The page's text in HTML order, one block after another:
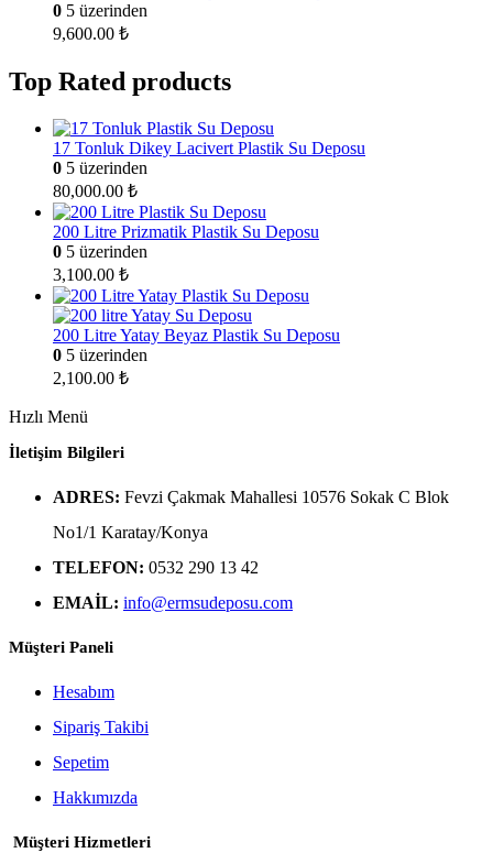
0 5 üzerinden
9,600.00 ₺
Top Rated products
17 Tonluk Dikey Lacivert Plastik Su Deposu
0 5 üzerinden
80,000.00 ₺
200 Litre Prizmatik Plastik Su Deposu
0 5 üzerinden
3,100.00 ₺
200 Litre Yatay Beyaz Plastik Su Deposu
0 5 üzerinden
2,100.00 ₺
Hızlı Menü
İletişim Bilgileri
ADRES: Fevzi Çakmak Mahallesi 10576 Sokak C Blok
No1/1 Karatay/Konya
TELEFON: 0532 290 13 42
EMAIL: info@ermsudeposu.com
Müşteri Paneli
Hesabım
Sipariş Takibi
Sepetim
Hakkımızda
Müşteri Hizmetleri